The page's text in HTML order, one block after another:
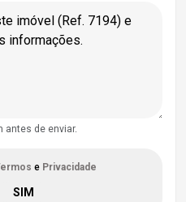
antes de enviar.
e Privacidade